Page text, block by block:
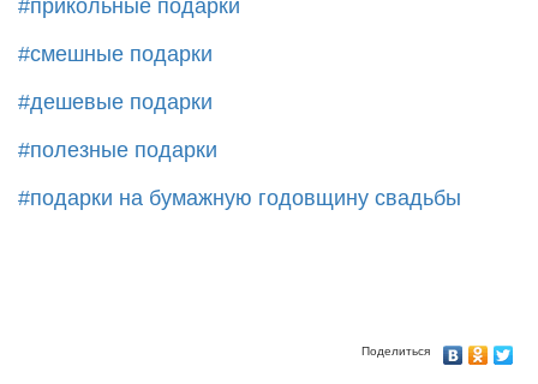
#прикольные подарки
#смешные подарки
#дешевые подарки
#полезные подарки
#подарки на бумажную годовщину свадьбы
Поделиться